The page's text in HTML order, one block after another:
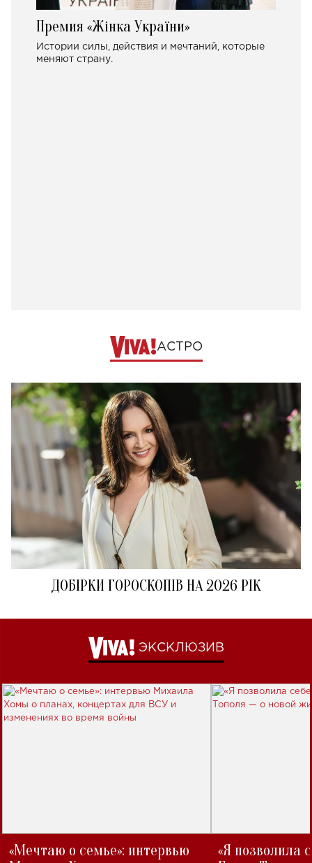
Премия «Жінка України»
Истории силы, действия и мечтаний, которые
меняют страну.
АСТРО
ДОБІРКИ ГОРОСКОПІВ НА 2026 РІК
ЭКСКЛЮЗИВ
«Мечтаю о семье»: интервью
«Я позволила